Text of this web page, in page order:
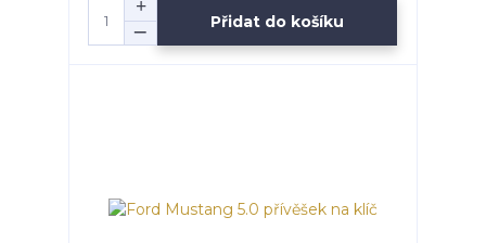
Přidat do košíku